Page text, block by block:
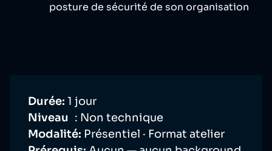
posture de sécurité de son organisation
Durée: 1 jour
Niveau : Non technique
Modalité: Présentiel · Format atelier